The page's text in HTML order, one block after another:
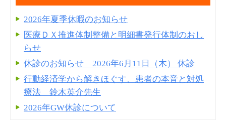
2026年夏季休暇のお知らせ
医療ＤＸ推進体制整備と明細書発⾏体制のおし
らせ
休診のお知らせ 2026年6月11日（木） 休診
行動経済学から解きほぐす、患者の本音と対処
療法 鈴木英介先生
2026年GW休診について